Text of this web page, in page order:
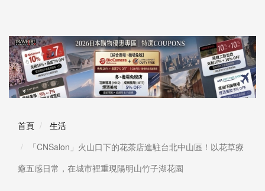
首頁
生活
「CNSalon」火山口下的花茶店進駐台北中山區！以花草療
癒五感日常，在城市裡重現陽明山竹子湖花園